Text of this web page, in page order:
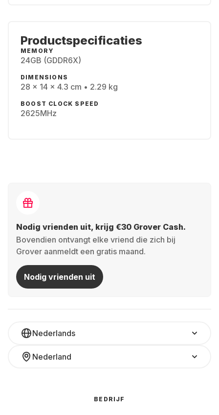
Productspecificaties
MEMORY
24GB (GDDR6X)
DIMENSIONS
28 x 14 x 4.3 cm • 2.29 kg
BOOST CLOCK SPEED
2625MHz
Nodig vrienden uit, krijg €30 Grover Cash.
Bovendien ontvangt elke vriend die zich bij
Grover aanmeldt een gratis maand.
Nodig vrienden uit
Nederlands
Nederland
BEDRIJF